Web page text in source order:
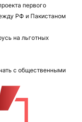
первого
РФ и Пакистаном
на льготных
с общественными